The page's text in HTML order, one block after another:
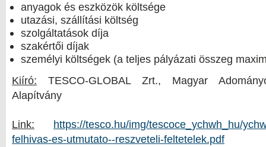
anyagok és eszközök költsége
utazási, szállítási költség
szolgáltatások díja
szakértői díjak
személyi költségek (a teljes pályázati összeg
Kiíró: TESCO-GLOBAL Zrt., Magyar
Alapítvány
Link:
https://tesco.hu/img/tescoce_ychwh_hu/
felhivas-es-utmutato--reszveteli-feltetelek.pdf